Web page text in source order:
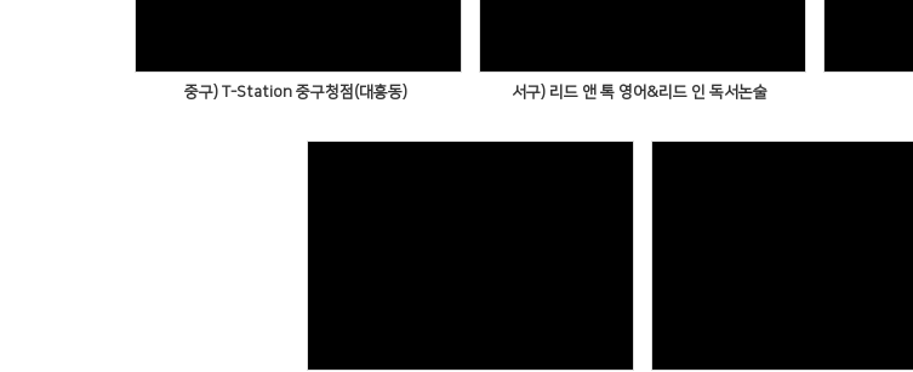
중구) T-Station 중구청점(대흥동) 서구) 리드 앤 톡 영어&리드 인 독서논술